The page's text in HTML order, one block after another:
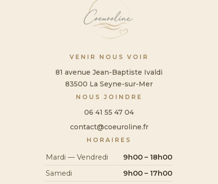
VENIR NOUS VOIR
81 avenue Jean-Baptiste Ivaldi
83500 La Seyne-sur-Mer
NOUS JOINDRE
06 41 55 47 04
contact@coeuroline.fr
HORAIRES
Mardi — Vendredi
9h00 – 18h00
Samedi
9h00 – 17h00